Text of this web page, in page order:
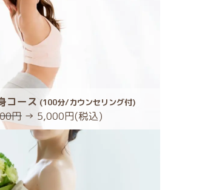
コース (100分/カウンセリング付)
円 → 5,000円(税込)